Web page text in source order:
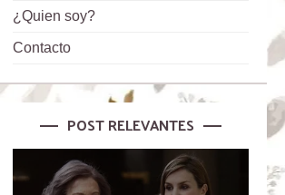
¿Quien soy?
Contacto
POST RELEVANTES